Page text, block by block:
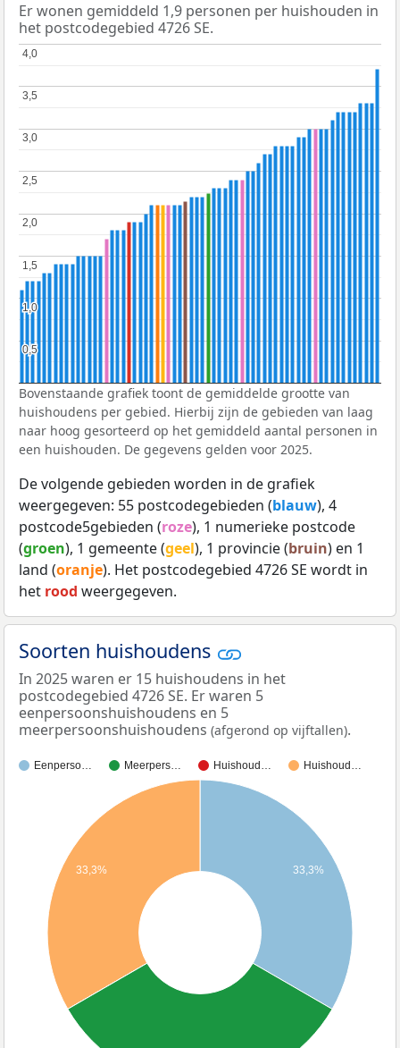
Er wonen gemiddeld 1,9 personen per huishouden in
het postcodegebied 4726 SE.
0,5
0,5
1,0
1,0
1,5
1,5
2,0
2,0
2,5
2,5
3,0
3,0
3,5
3,5
4,0
4,0
Bovenstaande grafiek toont de gemiddelde grootte van
huishoudens per gebied. Hierbij zijn de gebieden van laag
naar hoog gesorteerd op het gemiddeld aantal personen in
een huishouden. De gegevens gelden voor 2025.
De volgende gebieden worden in de grafiek
weergegeven: 55 postcodegebieden (blauw), 4
postcode5gebieden (roze), 1 numerieke postcode
(groen), 1 gemeente (geel), 1 provincie (bruin) en 1
land (oranje). Het postcodegebied 4726 SE wordt in
het rood weergegeven.
Soorten huishoudens
In 2025 waren er 15 huishoudens in het
postcodegebied 4726 SE. Er waren 5
eenpersoonshuishoudens en 5
meerpersoonshuishoudens (afgerond op vijftallen).
Eenperso… Meerpers… Huishoud… Huishoud…
33,3%
33,3%